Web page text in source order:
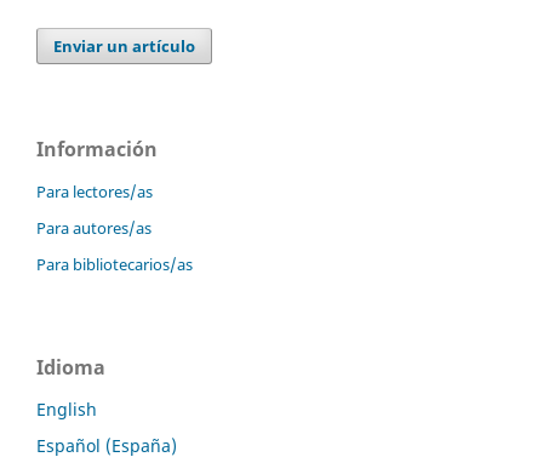
Enviar un artículo
Información
Para lectores/as
Para autores/as
Para bibliotecarios/as
Idioma
English
Español (España)